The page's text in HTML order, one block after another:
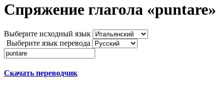
Спряжение глагола «puntare»
Выберите исходный язык
Выберите язык перевода
Скачать переводчик